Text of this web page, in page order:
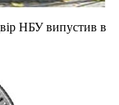
НБУ випустив в